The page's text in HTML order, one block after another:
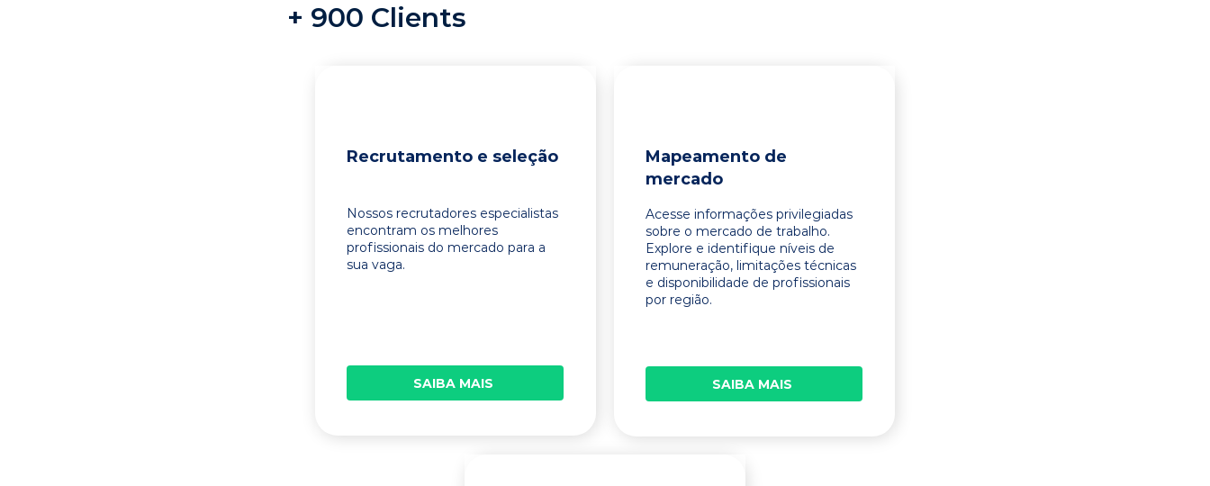
+ 900 Clients
Recrutamento e seleção
Nossos recrutadores especialistas
encontram os melhores
profissionais do mercado para a
sua vaga.
SAIBA MAIS
Mapeamento de
mercado
Acesse informações privilegiadas
sobre o mercado de trabalho.
Explore e identifique níveis de
remuneração, limitações técnicas
e disponibilidade de profissionais
por região.
SAIBA MAIS